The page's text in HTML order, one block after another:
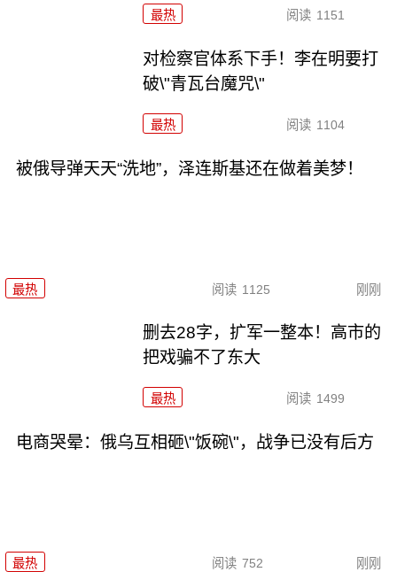
最热 阅读 1151
对检察官体系下手！李在明要打
破\"青瓦台魔咒\"
最热 阅读 1104
被俄导弹天天“洗地”，泽连斯基还在做着美梦！
最热 阅读 1125 刚刚
删去28字，扩军一整本！高市的
把戏骗不了东大
最热 阅读 1499
电商哭晕：俄乌互相砸\"饭碗\"，战争已没有后方
最热 阅读 752 刚刚